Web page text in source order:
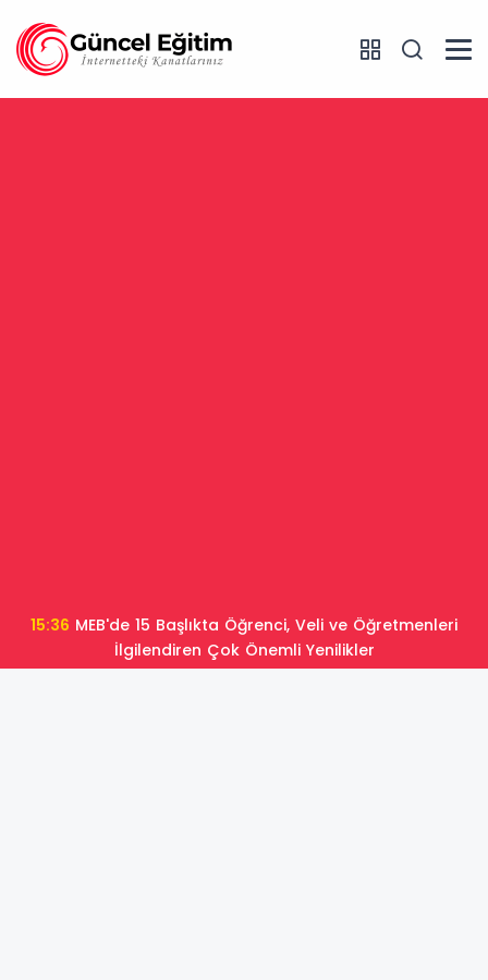
15:35 MEB Duyurdu: Okul Kıyafetlerinde Yeni Dönem!